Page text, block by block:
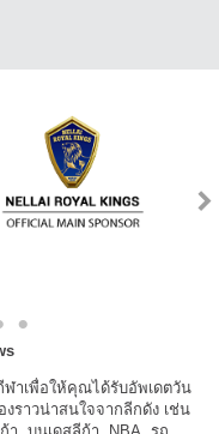
ฬาเพื่อให้คุณได้รับอัพเดตวัน
ราวน่าสนใจจากลีกดัง เช่น